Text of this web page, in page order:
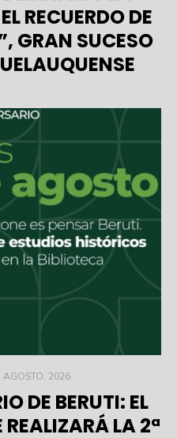
RECUERDO DE
GRAN SUCESO
AGOSTO, 2026
DE BERUTI: EL
LA 2ª